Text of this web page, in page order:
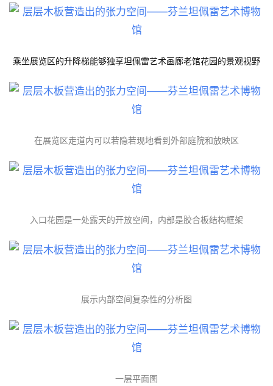
乘坐展览区的升降梯能够独享坦佩雷艺术画廊老馆花园的景观视野
在展览区走道内可以若隐若现地看到外部庭院和放映区
入口花园是一处露天的开放空间，内部是胶合板结构框架
展示内部空间复杂性的分析图
一层平面图